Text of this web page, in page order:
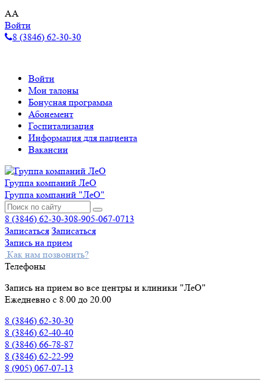
AA
Войти
8 (3846) 62-30-30
Войти
Мои талоны
Бонусная программа
Абонемент
Госпитализация
Информация для пациента
Вакансии
Группа компаний ЛеО
Группа компаний "ЛеО"
8 (3846) 62-30-308-905-067-0713
Записаться Записаться
Запись на прием
Как нам позвонить?
Телефоны
Запись на прием во все центры и клиники "ЛеО"
Ежедневно с 8.00 до 20.00
8 (3846) 62-30-30
8 (3846) 62-40-40
8 (3846) 66-78-87
8 (3846) 62-22-99
8 (905) 067-07-13